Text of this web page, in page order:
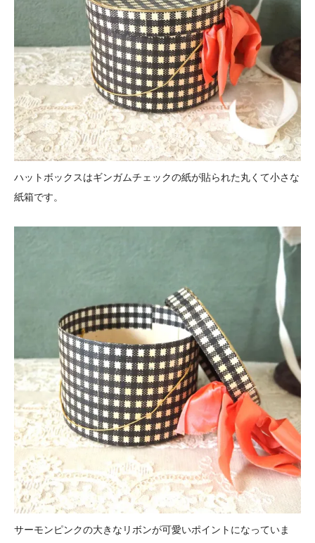
ハットボックスはギンガムチェックの紙が貼られた丸くて小さな
紙箱です。
サーモンピンクの大きなリボンが可愛いポイントになっていま